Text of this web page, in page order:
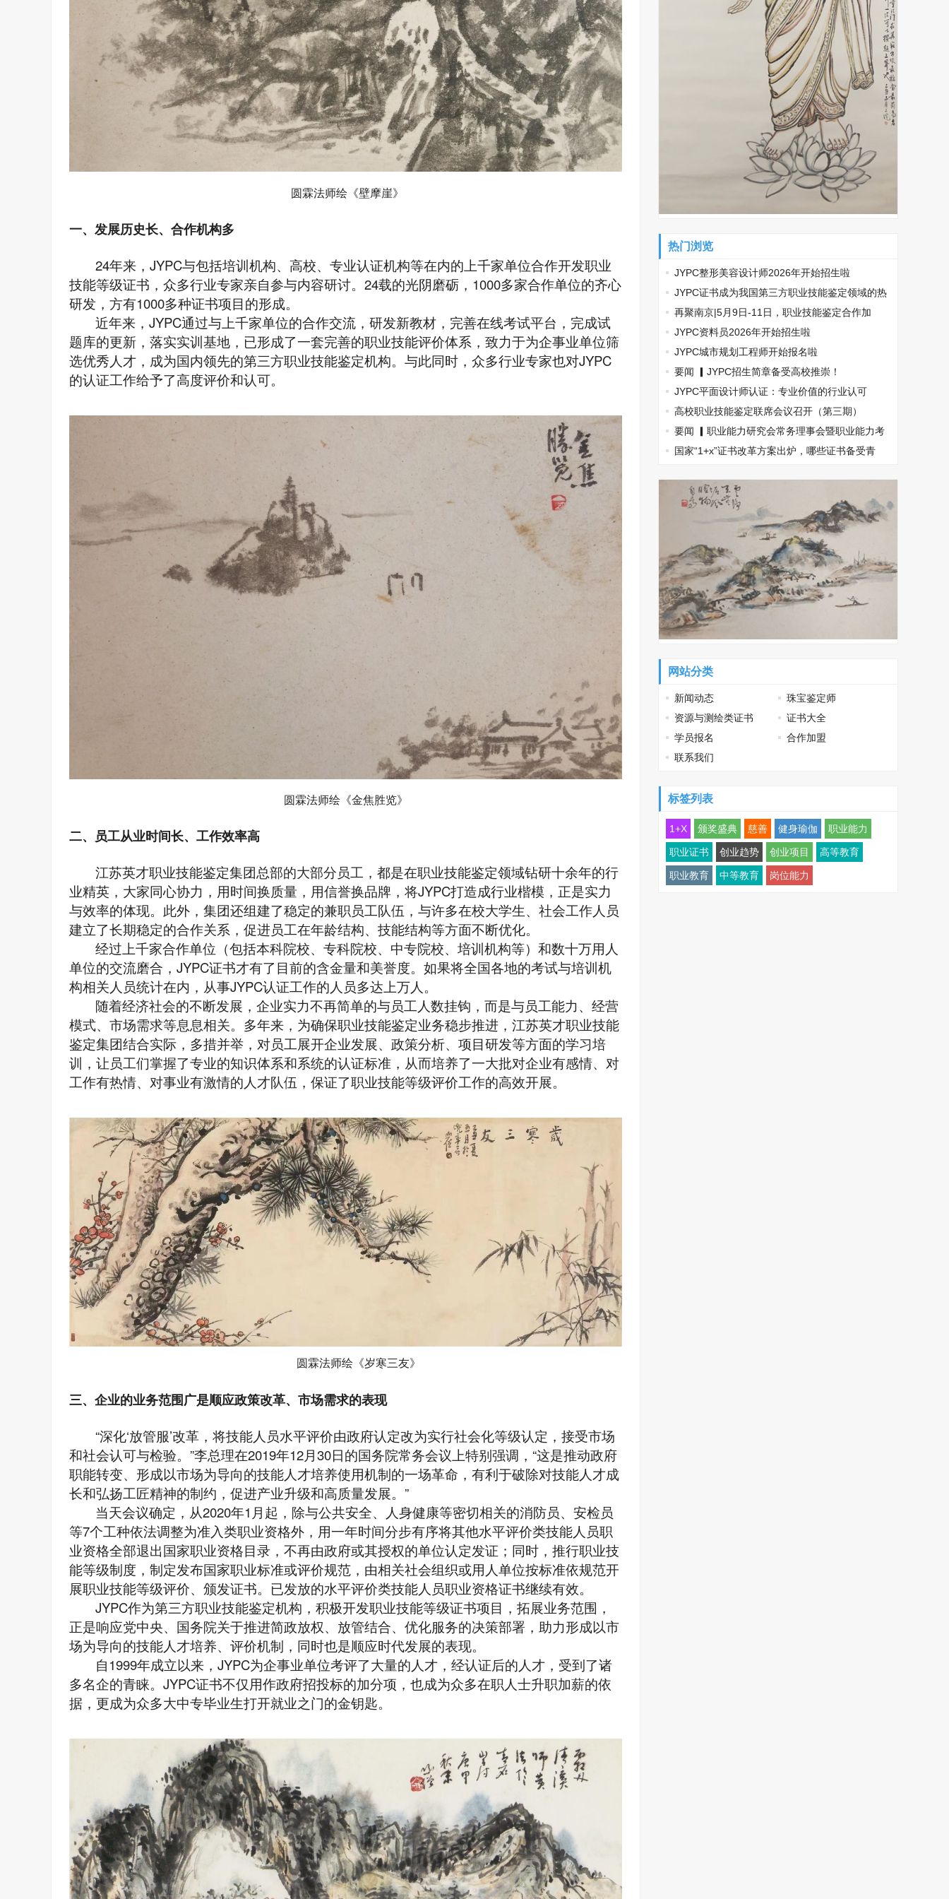
圆霖法师绘《壁摩崖》
一、发展历史长、合作机构多
24年来，JYPC与包括培训机构、高校、专业认证机构等在内的上千家单位合作开发职业
技能等级证书，众多行业专家亲自参与内容研讨。24载的光阴磨砺，1000多家合作单位的齐心
研发，方有1000多种证书项目的形成。
近年来，JYPC通过与上千家单位的合作交流，研发新教材，完善在线考试平台，完成试
题库的更新，落实实训基地，已形成了一套完善的职业技能评价体系，致力于为企事业单位筛
选优秀人才，成为国内领先的第三方职业技能鉴定机构。与此同时，众多行业专家也对JYPC
的认证工作给予了高度评价和认可。
圆霖法师绘《金焦胜览》
二、 员工从业时间长、工作效率高
江苏英才职业技能鉴定集团总部的大部分员工，都是在职业技能鉴定领域钻研十余年的行
业精英，大家同心协力，用时间换质量，用信誉换品牌，将JYPC打造成行业楷模，正是实力
与效率的体现。此外，集团还组建了稳定的兼职员工队伍，与许多在校大学生、社会工作人员
建立了长期稳定的合作关系，促进员工在年龄结构、技能结构等方面不断优化。
经过上千家合作单位（包括本科院校、专科院校、中专院校、培训机构等）和数十万用人
单位的交流磨合，JYPC证书才有了目前的含金量和美誉度。如果将全国各地的考试与培训机
构相关人员统计在内，从事JYPC认证工作的人员多达上万人。
随着经济社会的不断发展，企业实力不再简单的与员工人数挂钩，而是与员工能力、经营
模式、市场需求等息息相关。多年来，为确保职业技能鉴定业务稳步推进，江苏英才职业技能
鉴定集团结合实际，多措并举，对员工展开企业发展、政策分析、项目研发等方面的学习培
训，让员工们掌握了专业的知识体系和系统的认证标准，从而培养了一大批对企业有感情、对
工作有热情、对事业有激情的人才队伍，保证了职业技能等级评价工作的高效开展。
圆霖法师绘《岁寒三友》
三、企业的业务范围广是顺应政策改革、市场需求的表现
“深化‘放管服’改革，将技能人员水平评价由政府认定改为实行社会化等级认定，接受市场
和社会认可与检验。 ”李总理在2019年12月30日的国务院常务会议上特别强调， “这是推动政府
职能转变、形成以市场为导向的技能人才培养使用机制的一场革命，有利于破除对技能人才成
长和弘扬工匠精神的制约，促进产业升级和高质量发展。 ”
当天会议确定，从2020年1月起，除与公共安全、人身健康等密切相关的消防员、安检员
等7个工种依法调整为准入类职业资格外，用一年时间分步有序将其他水平评价类技能人员职
业资格全部退出国家职业资格目录，不再由政府或其授权的单位认定发证；同时，推行职业技
能等级制度，制定发布国家职业标准或评价规范，由相关社会组织或用人单位按标准依规范开
展职业技能等级评价、颁发证书。已发放的水平评价类技能人员职业资格证书继续有效。
JYPC作为第三方职业技能鉴定机构，积极开发职业技能等级证书项目，拓展业务范围，
正是响应党中央、国务院关于推进简政放权、放管结合、优化服务的决策部署，助力形成以市
场为导向的技能人才培养、评价机制，同时也是顺应时代发展的表现。
自1999年成立以来 ，JYPC为企事业单位考评了大量的人才，经认证后的人才 ， 受到了诸
多名企的青睐。 JYPC证书不仅用作政府招投标的加分项，也成为众多在职人士升职加薪的依
据 ， 更成为众多大中专毕业生打开就业之门的金钥匙。
热门浏览
JYPC整形美容设计师2026年开始招生啦
​JYPC证书成为我国第三方职业技能鉴定领域的热
门话题
再聚南京|5月9日-11日，职业技能鉴定合作加
盟，南京国际展览中心见！
JYPC资料员2026年开始招生啦
JYPC城市规划工程师开始报名啦
要闻 ▎JYPC招生简章备受高校推崇！
JYPC平面设计师认证：专业价值的行业认可
高校职业技能鉴定联席会议召开（第三期）
要闻 ▎职业能力研究会常务理事会暨职业能力考
试指南丛书主编会(图文)
国家“1+x”证书改革方案出炉，哪些证书备受青
网站分类
新闻动态
珠宝鉴定师
资源与测绘类证书
证书大全
学员报名
合作加盟
联系我们
标签列表
1+X 颁奖盛典 慈善 健身瑜伽 职业能力
职业证书 创业趋势 创业项目 高等教育
职业教育 中等教育 岗位能力